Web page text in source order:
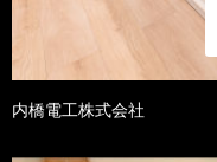
内橋電工株式会社